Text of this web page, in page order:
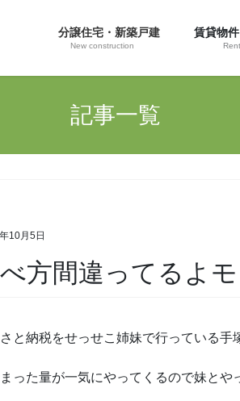
分譲住宅・新築戸建
New construction
賃貸物
Rent
記事一覧
10月5日
方間違ってるよ
と納税をせっせこ姉妹で行っている手
った量が一気にやってくるので妹とや